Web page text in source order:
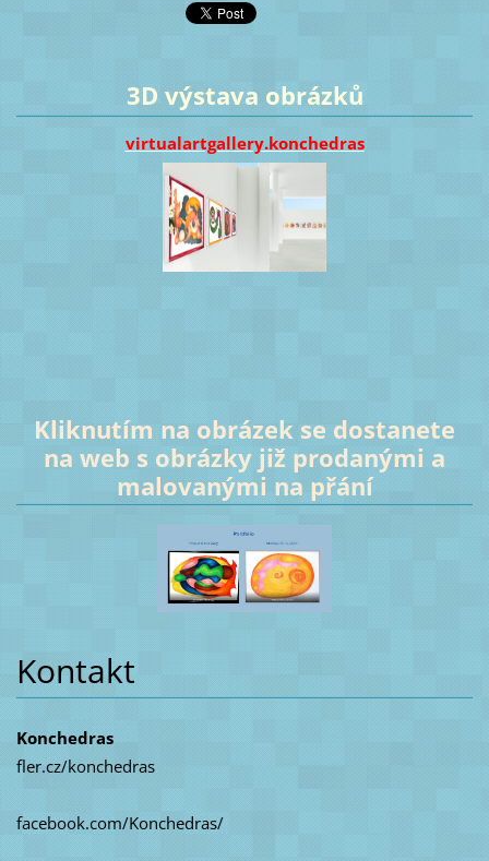
3D výstava obrázků
virtualartgallery.konchedras
Kliknutím na obrázek se dostanete
na web s obrázky již prodanými a
malovanými na přání
Kontakt
Konchedras
fler.cz/konchedras
facebook.com/Konchedras/